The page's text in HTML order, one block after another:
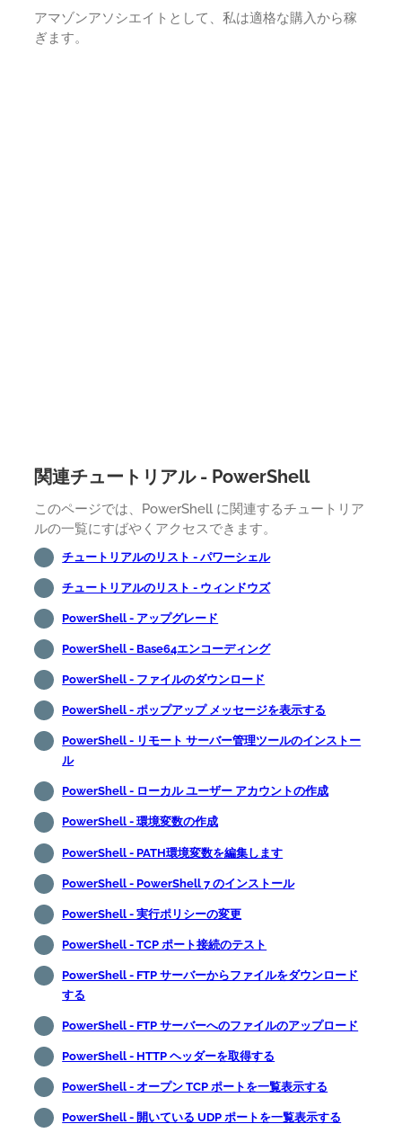
アマゾンアソシエイトとして、私は適格な購入から稼
ぎます。
関連チュートリアル - PowerShell
このページでは、PowerShell に関連するチュートリア
ルの一覧にすばやくアクセスできます。
チュートリアルのリスト - パワーシェル
チュートリアルのリスト - ウィンドウズ
PowerShell - アップグレード
PowerShell - Base64エンコーディング
PowerShell - ファイルのダウンロード
PowerShell - ポップアップ メッセージを表示する
PowerShell - リモート サーバー管理ツールのインストー
ル
PowerShell - ローカル ユーザー アカウントの作成
PowerShell - 環境変数の作成
PowerShell - PATH環境変数を編集します
PowerShell - PowerShell 7 のインストール
PowerShell - 実行ポリシーの変更
PowerShell - TCP ポート接続のテスト
PowerShell - FTP サーバーからファイルをダウンロード
する
PowerShell - FTP サーバーへのファイルのアップロード
PowerShell - HTTP ヘッダーを取得する
PowerShell - オープン TCP ポートを一覧表示する
PowerShell - 開いている UDP ポートを一覧表示する